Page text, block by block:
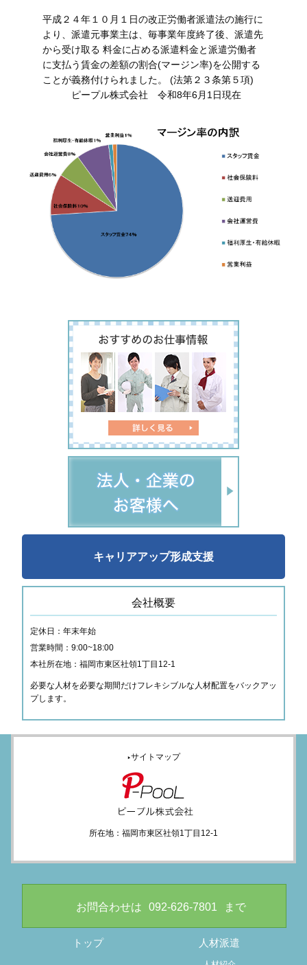
キャリアアップ形成支援
会社概要
定休日：年末年始
営業時間：9:00~18:00
本社所在地：福岡市東区社領1丁目12-1
必要な人材を必要な期間だけフレキシブルな人材配置をバックアッ
プします。
平成２４年１０月１日の改正労働者派遣法の施行に
より、派遣元事業主は、毎事業年度終了後、派遣先
から受け取る 料金に占める派遣料金と派遣労働者
に支払う賃金の差額の割合(マージン率)を公開する
ことが義務付けられました。 (法第２３条第５項)
ピープル株式会社 令和8年6月1日現在
▶サイトマップ
所在地：福岡市東区社領1丁目12-1
お問合わせは 092-626-7801 まで
トップ 人材派遣